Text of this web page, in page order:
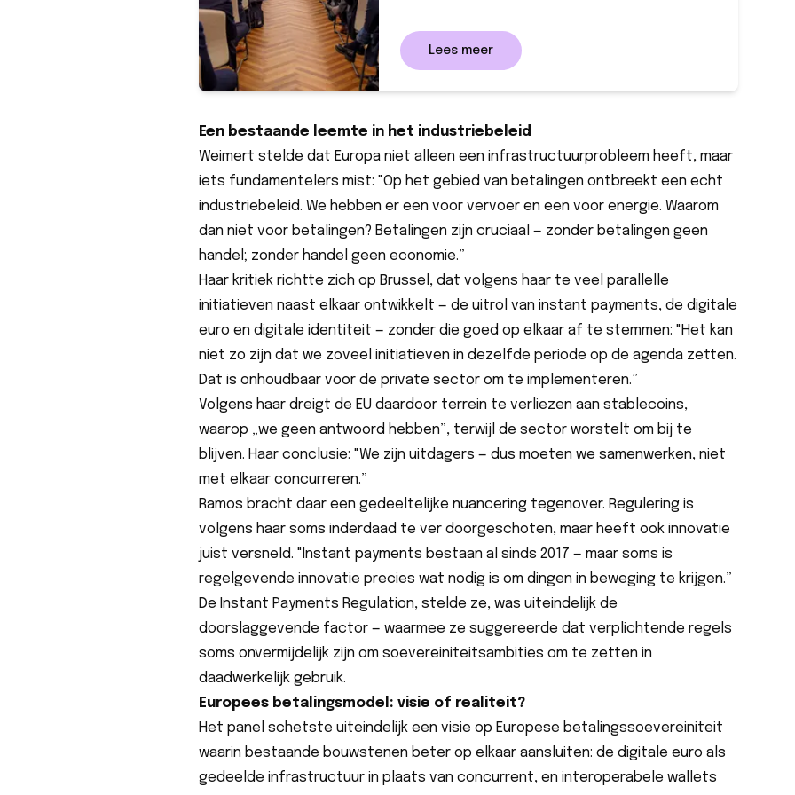
Lees meer
Een bestaande leemte in het industriebeleid
Weimert stelde dat Europa niet alleen een infrastructuurprobleem heeft, maar
iets fundamentelers mist: "Op het gebied van betalingen ontbreekt een echt
industriebeleid. We hebben er een voor vervoer en een voor energie. Waarom
dan niet voor betalingen? Betalingen zijn cruciaal — zonder betalingen geen
handel; zonder handel geen economie.”
Haar kritiek richtte zich op Brussel, dat volgens haar te veel parallelle
initiatieven naast elkaar ontwikkelt — de uitrol van instant payments, de digitale
euro en digitale identiteit — zonder die goed op elkaar af te stemmen: "Het kan
niet zo zijn dat we zoveel initiatieven in dezelfde periode op de agenda zetten.
Dat is onhoudbaar voor de private sector om te implementeren.”
Volgens haar dreigt de EU daardoor terrein te verliezen aan stablecoins,
waarop „we geen antwoord hebben”, terwijl de sector worstelt om bij te
blijven. Haar conclusie: "We zijn uitdagers — dus moeten we samenwerken, niet
met elkaar concurreren.”
Ramos bracht daar een gedeeltelijke nuancering tegenover. Regulering is
volgens haar soms inderdaad te ver doorgeschoten, maar heeft ook innovatie
juist versneld. "Instant payments bestaan al sinds 2017 — maar soms is
regelgevende innovatie precies wat nodig is om dingen in beweging te krijgen.”
De Instant Payments Regulation, stelde ze, was uiteindelijk de
doorslaggevende factor — waarmee ze suggereerde dat verplichtende regels
soms onvermijdelijk zijn om soevereiniteitsambities om te zetten in
daadwerkelijk gebruik.
Europees betalingsmodel: visie of realiteit?
Het panel schetste uiteindelijk een visie op Europese betalingssoevereiniteit
waarin bestaande bouwstenen beter op elkaar aansluiten: de digitale euro als
gedeelde infrastructuur in plaats van concurrent, en interoperabele wallets